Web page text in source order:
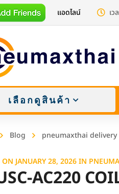
แอดไลน์ เ
เลือกดูสินค้า
Blog pneumaxthai delivery
ON JANUARY 28, 2026IN
AC220